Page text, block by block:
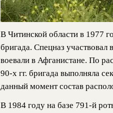
В Читинской области в 1977
бригада. Спецназ участвовал
воевали в Афганистане. По
90-х гг. бригада выполняла
данный момент состав
В 1984 году на базе 791-й